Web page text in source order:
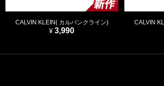
CALVIN KLEIN( カルバンクライン)
3,990
CALVIN